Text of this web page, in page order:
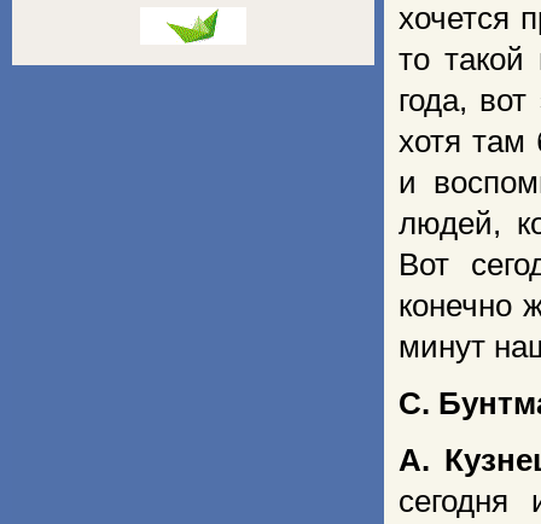
хочется
то такой
года,
хотя там
и
людей,
Вот
конечно
минут
С.
А.